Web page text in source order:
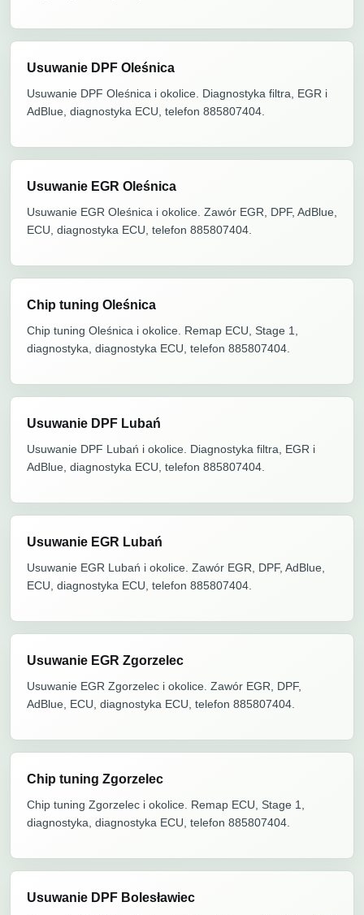
Usuwanie DPF Oleśnica
Usuwanie DPF Oleśnica i okolice. Diagnostyka filtra, EGR i
AdBlue, diagnostyka ECU, telefon 885807404.
Usuwanie EGR Oleśnica
Usuwanie EGR Oleśnica i okolice. Zawór EGR, DPF, AdBlue,
ECU, diagnostyka ECU, telefon 885807404.
Chip tuning Oleśnica
Chip tuning Oleśnica i okolice. Remap ECU, Stage 1,
diagnostyka, diagnostyka ECU, telefon 885807404.
Usuwanie DPF Lubań
Usuwanie DPF Lubań i okolice. Diagnostyka filtra, EGR i
AdBlue, diagnostyka ECU, telefon 885807404.
Usuwanie EGR Lubań
Usuwanie EGR Lubań i okolice. Zawór EGR, DPF, AdBlue,
ECU, diagnostyka ECU, telefon 885807404.
Usuwanie EGR Zgorzelec
Usuwanie EGR Zgorzelec i okolice. Zawór EGR, DPF,
AdBlue, ECU, diagnostyka ECU, telefon 885807404.
Chip tuning Zgorzelec
Chip tuning Zgorzelec i okolice. Remap ECU, Stage 1,
diagnostyka, diagnostyka ECU, telefon 885807404.
Usuwanie DPF Bolesławiec